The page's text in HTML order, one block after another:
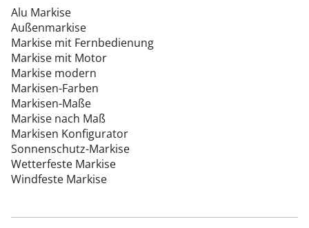
Alu Markise
Außenmarkise
Markise mit Fernbedienung
Markise mit Motor
Markise modern
Markisen-Farben
Markisen-Maße
Markise nach Maß
Markisen Konfigurator
Sonnenschutz-Markise
Wetterfeste Markise
Windfeste Markise